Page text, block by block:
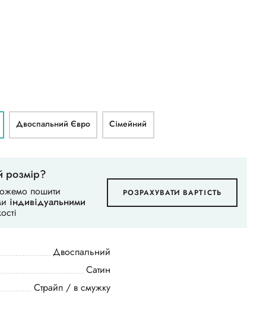
Двоспальний Євро Сімейний
розмір?
пошити
індивідуальними
РОЗРАХУВАТИ ВАРТІСТЬ
Двоспальний
Сатин
Страйп / в смужку